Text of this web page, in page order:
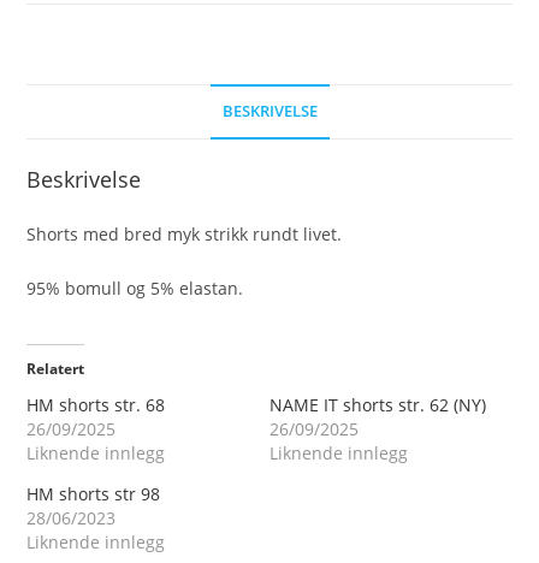
BESKRIVELSE
Beskrivelse
Shorts med bred myk strikk rundt livet.
95% bomull og 5% elastan.
Relatert
HM shorts str. 68
26/09/2025
Liknende innlegg
NAME IT shorts str. 62 (NY)
26/09/2025
Liknende innlegg
HM shorts str 98
28/06/2023
Liknende innlegg